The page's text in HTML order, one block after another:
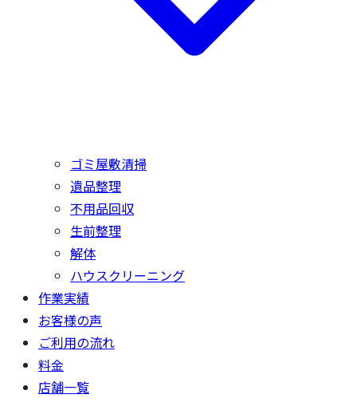
ゴミ屋敷清掃
遺品整理
不用品回収
生前整理
解体
ハウスクリーニング
作業実績
お客様の声
ご利用の流れ
料金
店舗一覧